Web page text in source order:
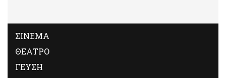
ΣΙΝΕΜΑ
ΘΕΑΤΡΟ
ΓΕΥΣΗ